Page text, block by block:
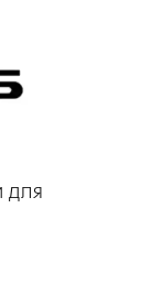
ДЛЯ